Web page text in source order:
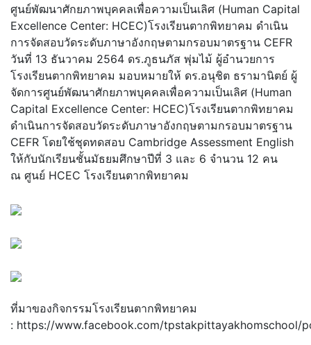
ศูนย์พัฒนาศักยภาพบุคคลเพื่อความเป็นเลิศ (Human Capital
Excellence Center: HCEC)โรงเรียนตากพิทยาคม ดำเนิน
การจัดสอบวัดระดับภาษาอังกฤษตามกรอบมาตรฐาน CEFR
วันที่ 13 ธันวาคม 2564 ดร.ภูธนภัส พุ่มไม้ ผู้อำนวยการ
โรงเรียนตากพิทยาคม มอบหมายให้ ดร.อนุชิต ธรามานิตย์ ผู้
จัดการศูนย์พัฒนาศักยภาพบุคคลเพื่อความเป็นเลิศ (Human
Capital Excellence Center: HCEC)โรงเรียนตากพิทยาคม
ดำเนินการจัดสอบวัดระดับภาษาอังกฤษตามกรอบมาตรฐาน
CEFR โดยใช้ชุดทดสอบ Cambridge Assessment English
ให้กับนักเรียนชั้นมัธยมศึกษาปีที่ 3 และ 6 จำนวน 12 คน
ณ ศูนย์ HCEC โรงเรียนตากพิทยาคม
ที่มาของกิจกรรมโรงเรียนตากพิทยาคม
: https://www.facebook.com/tpstakpittayakhomschool/